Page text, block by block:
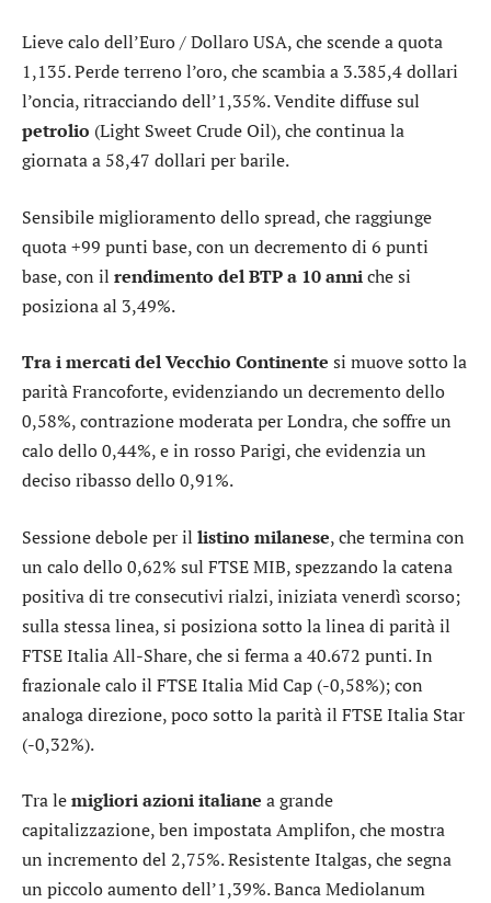
Lieve calo dell’Euro / Dollaro USA, che scende a quota
1,135. Perde terreno l’oro, che scambia a 3.385,4 dollari
l’oncia, ritracciando dell’1,35%. Vendite diffuse sul
petrolio (Light Sweet Crude Oil), che continua la
giornata a 58,47 dollari per barile.
Sensibile miglioramento dellospread, che raggiunge
quota +99 punti base, con un decremento di 6 punti
base, con il rendimento del BTP a 10 anniche si
posiziona al 3,49%.
Tra i mercati del Vecchio Continente si muove sotto la
paritàFrancoforte, evidenziando un decremento dello
0,58%, contrazione moderata perLondra, che soffre un
calo dello 0,44%, e in rossoParigi, che evidenzia un
deciso ribasso dello 0,91%.
Sessione debole per il listino milanese, che termina con
un calo dello 0,62% sul FTSE MIB, spezzando la catena
positiva di tre consecutivi rialzi, iniziata venerdì scorso;
sulla stessa linea, si posiziona sotto la linea di parità il
FTSE Italia All-Share, che si ferma a 40.672 punti. In
frazionale calo il FTSE Italia Mid Cap (-0,58%); con
analoga direzione, poco sotto la parità il FTSE Italia Star
(-0,32%).
Tra lemigliori azioni italiane a grande
capitalizzazione, ben impostataAmplifon, che mostra
un incremento del 2,75%. ResistenteItalgas, che segna
un piccolo aumento dell’1,39%.Banca Mediolanum